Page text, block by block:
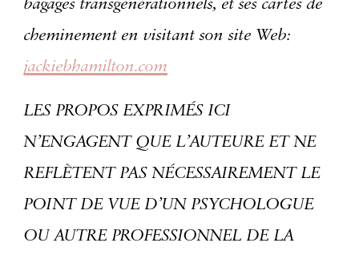
cheminement en visitant son site Web:
jackiebhamilton.com
LES PROPOS EXPRIMÉS ICI
N’ENGAGENT QUE L’AUTEURE ET NE
REFLÈTENT PAS NÉCESSAIREMENT LE
POINT DE VUE D’UN PSYCHOLOGUE
OU AUTRE PROFESSIONNEL DE LA